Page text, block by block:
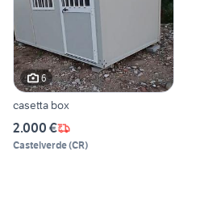
6
casetta box
2.000 €
Castelverde(CR)